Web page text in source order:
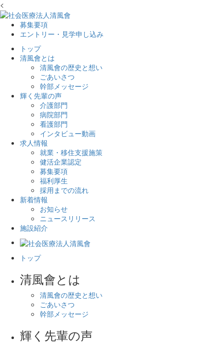
<
募集要項
エントリー・見学申し込み
トップ
清風會とは
清風會の歴史と想い
ごあいさつ
幹部メッセージ
輝く先輩の声
介護部門
病院部門
看護部門
インタビュー動画
求人情報
就業・移住支援施策
健活企業認定
募集要項
福利厚生
採用までの流れ
新着情報
お知らせ
ニュースリリース
施設紹介
トップ
清風會とは
清風會の歴史と想い
ごあいさつ
幹部メッセージ
輝く先輩の声